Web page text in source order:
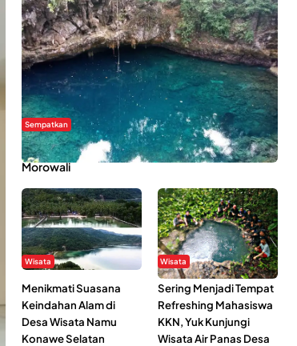
Sempatkan
Danau Rebi-Rebi, Pesona Alam Tersembunyi di
Morowali
Wisata
Menikmati Suasana
Keindahan Alam di
Desa Wisata Namu
Konawe Selatan
Wisata
Sering Menjadi Tempat
Refreshing Mahasiswa
KKN, Yuk Kunjungi
Wisata Air Panas Desa